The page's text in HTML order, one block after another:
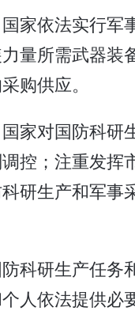
家依法实行军
量所需武器装
购供应。
家对国防科研
控；注重发挥
研生产和军事
科研生产任务
人依法提供必